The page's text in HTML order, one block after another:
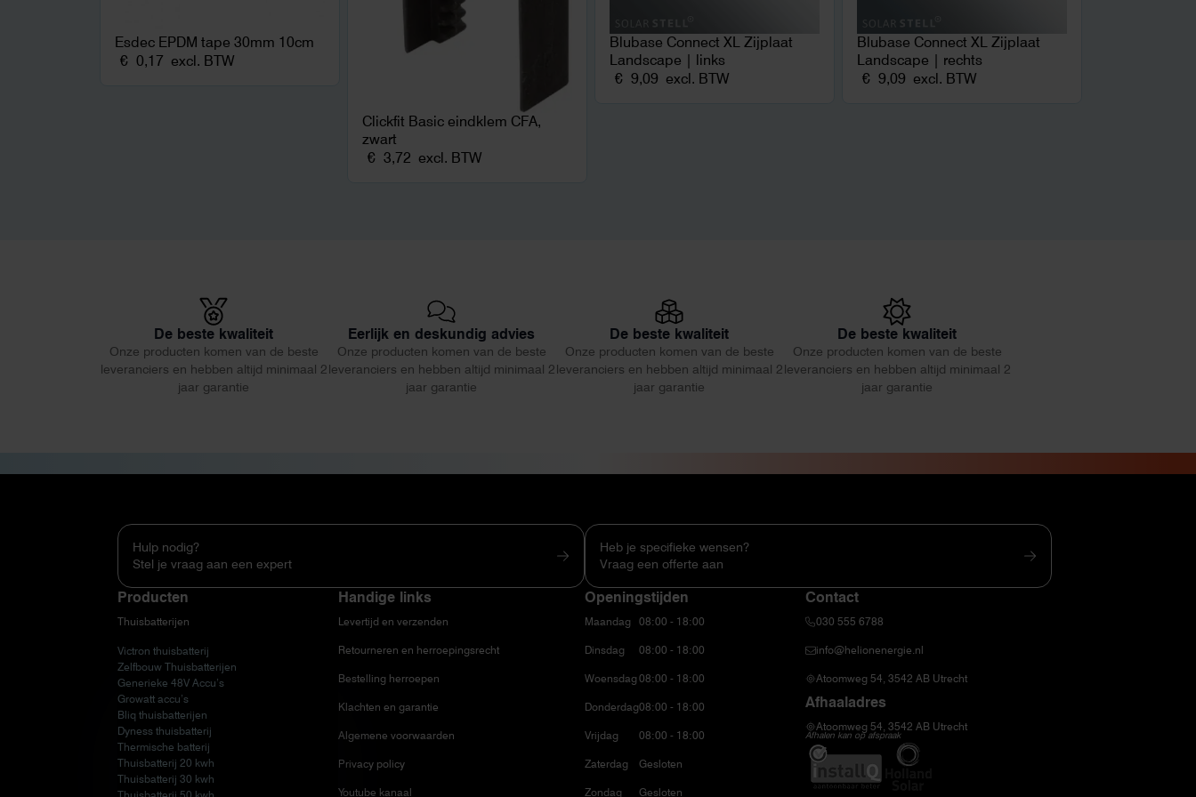
Esdec EPDM tape 30mm 10cm
€ 0,17 excl. BTW
Clickfit Basic eindklem CFA,
zwart
€ 3,72 excl. BTW
Blubase Connect XL Zijplaat
Landscape | links
€ 9,09 excl. BTW
Blubase Connect XL Zijplaat
Landscape | rechts
€ 9,09 excl. BTW
De beste kwaliteit
Onze producten komen van de beste
leveranciers en hebben altijd minimaal 2
jaar garantie
Eerlijk en deskundig advies
Onze producten komen van de beste
leveranciers en hebben altijd minimaal 2
jaar garantie
De beste kwaliteit
Onze producten komen van de beste
leveranciers en hebben altijd minimaal 2
jaar garantie
De beste kwaliteit
Onze producten komen van de beste
leveranciers en hebben altijd minimaal 2
jaar garantie
Hulp nodig?
Stel je vraag aan een expert
Producten
Thuisbatterijen
Victron thuisbatterij
Zelfbouw Thuisbatterijen
Generieke 48V Accu’s
Growatt accu’s
Bliq thuisbatterijen
Dyness thuisbatterij
Thermische batterij
Thuisbatterij 20 kwh
Thuisbatterij 30 kwh
Handige links
Levertijd en verzenden
Retourneren en herroepingsrecht
Bestelling herroepen
Klachten en garantie
Algemene voorwaarden
Privacy policy
Youtube kanaal
Heb je specifieke wensen?
Vraag een offerte aan
Openingstijden
Maandag
Dinsdag
Woensdag
Donderdag
Vrijdag
Zaterdag
Zondag
08:00 - 18:00
08:00 - 18:00
08:00 - 18:00
08:00 - 18:00
08:00 - 18:00
Gesloten
Gesloten
Contact
030 555 6788
info@helionenergie.nl
Atoomweg 54, 3542 AB Utrecht
Afhaaladres
Atoomweg 54, 3542 AB Utrecht
Afhalen kan op afspraak